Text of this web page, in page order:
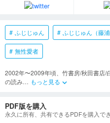
ふじじゅん ふじじゅん（藤
無性愛者
2002年〜2009年頃、竹書房/秋田書店/
の読み… もっと見る keyboard_arrow_down
PDF版を購入
永久に所有、共有できるPDFを購入で